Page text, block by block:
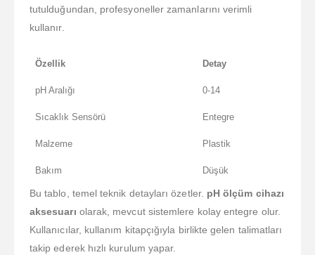
tutulduğundan, profesyoneller zamanlarını verimli
kullanır.
Özellik Detay
pH Aralığı 0-14
Sıcaklık Sensörü Entegre
Malzeme Plastik
Bakım Düşük
Bu tablo, temel teknik detayları özetler. pH ölçüm cihazı
aksesuarı olarak, mevcut sistemlere kolay entegre olur.
Kullanıcılar, kullanım kitapçığıyla birlikte gelen talimatları
takip ederek hızlı kurulum yapar.